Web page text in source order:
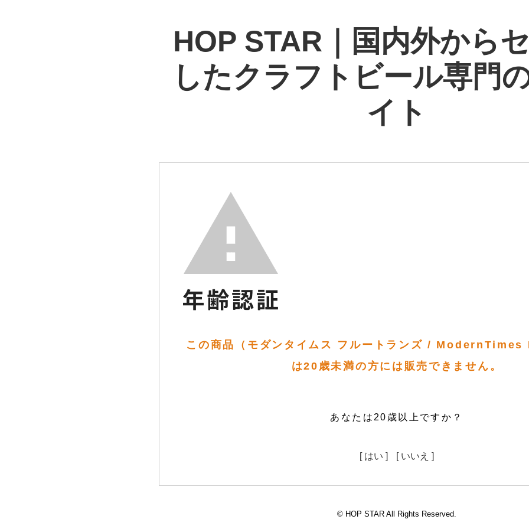
HOP STAR｜国内外から
したクラフトビール専門
イト
この商品（モダンタイムス フルートランズ /
は20歳未満の方には販売できません。
あなたは20歳以上ですか？
[ はい ] [ いいえ ]
© HOP STAR All Rights Reserved.